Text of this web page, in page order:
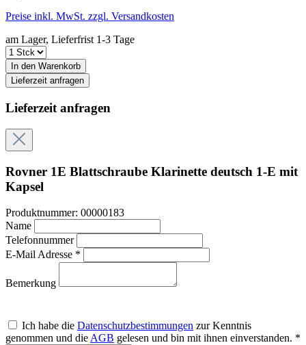
Preise inkl. MwSt. zzgl. Versandkosten
am Lager, Lieferfrist 1-3 Tage
In den Warenkorb
Lieferzeit anfragen
Lieferzeit anfragen
Rovner 1E Blattschraube Klarinette deutsch 1-E mit
Kapsel
Produktnummer: 00000183
Name
Telefonnummer
E-Mail Adresse *
Bemerkung
Ich habe die Datenschutzbestimmungen zur Kenntnis
genommen und die AGB gelesen und bin mit ihnen einverstanden. *